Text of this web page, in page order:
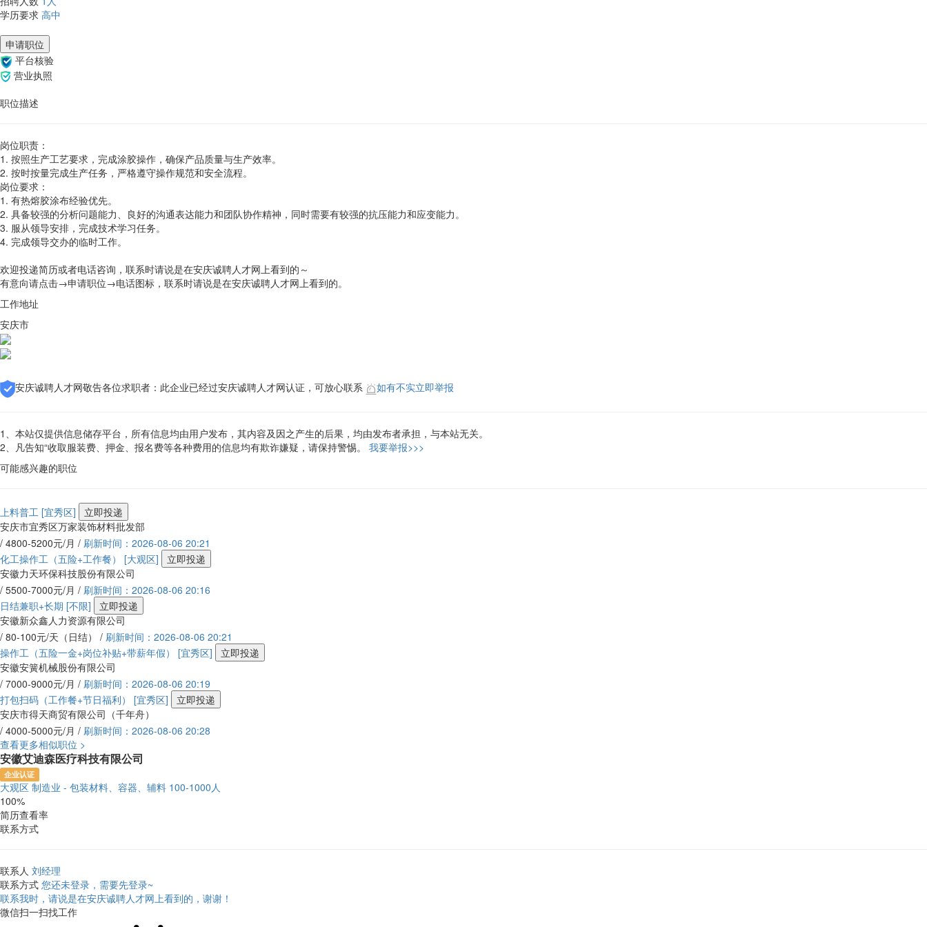
学历要求 高中
申请职位
平台核验
营业执照
职位描述
岗位职责：
1. 按照生产工艺要求，完成涂胶操作，确保产品质量与生产效率。
2. 按时按量完成生产任务，严格遵守操作规范和安全流程。
岗位要求：
1. 有热熔胶涂布经验优先。
2. 具备较强的分析问题能力、良好的沟通表达能力和团队协作精神，同时需要有较强的抗压能力和应变能力‌。
3. 服从领导安排，完成技术学习任务‌。
4. 完成领导交办的临时工作‌。
欢迎投递简历或者电话咨询，联系时请说是在安庆诚聘人才网上看到的～
有意向请点击→申请职位→电话图标，联系时请说是在安庆诚聘人才网上看到的。
工作地址
安庆市
安庆诚聘人才网敬告各位求职者：此企业已经过安庆诚聘人才网认证，可放心联系 如有不实立即举报
1、本站仅提供信息储存平台，所有信息均由用户发布，其内容及因之产生的后果，均由发布者承担，与本站无关。
2、凡告知“收取服装费、押金、报名费等各种费用的信息均有欺诈嫌疑，请保持警惕。 我要举报>>>
可能感兴趣的职位
上料普工 [宜秀区]
立即投递
安庆市宜秀区万家装饰材料批发部
/ 4800-5200元/月 / 刷新时间：2026-08-06 20:21
化工操作工（五险+工作餐） [大观区]
立即投递
安徽力天环保科技股份有限公司
/ 5500-7000元/月 / 刷新时间：2026-08-06 20:16
日结兼职+长期 [不限]
立即投递
安徽新众鑫人力资源有限公司
/ 80-100元/天（日结） / 刷新时间：2026-08-06 20:21
操作工（五险一金+岗位补贴+带薪年假） [宜秀区]
立即投递
安徽安簧机械股份有限公司
/ 7000-9000元/月 / 刷新时间：2026-08-06 20:19
打包扫码（工作餐+节日福利） [宜秀区]
立即投递
安庆市得天商贸有限公司（千年舟）
/ 4000-5000元/月 / 刷新时间：2026-08-06 20:28
查看更多相似职位 >
安徽艾迪森医疗科技有限公司
企业认证
大观区 制造业 - 包装材料、容器、辅料 100-1000人
100%
简历查看率
联系方式
联系人 刘经理
联系方式 您还未登录，需要先登录~
联系我时，请说是在安庆诚聘人才网上看到的，谢谢！
微信扫一扫找工作